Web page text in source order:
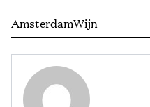
AmsterdamWijn